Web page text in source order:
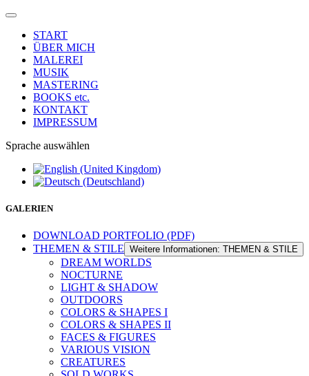
START
ÜBER MICH
MALEREI
MUSIK
MASTERING
BOOKS etc.
KONTAKT
IMPRESSUM
Sprache auswählen
GALERIEN
DOWNLOAD PORTFOLIO (PDF)
THEMEN & STILE Weitere Informationen: THEMEN & STILE
DREAM WORLDS
NOCTURNE
LIGHT & SHADOW
OUTDOORS
COLORS & SHAPES I
COLORS & SHAPES II
FACES & FIGURES
VARIOUS VISION
CREATURES